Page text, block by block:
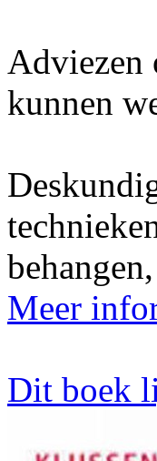
Adviezen
kunnen
Meer
Dit boek